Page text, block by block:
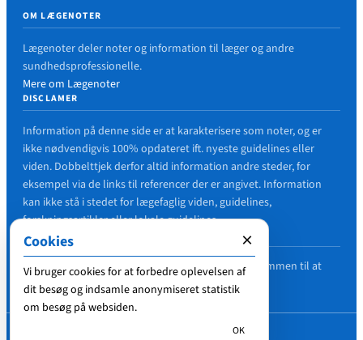
OM LÆGENOTER
Lægenoter deler noter og information til læger og andre
sundhedsprofessionelle.
Mere om Lægenoter
DISCLAMER
Information på denne side er at karakterisere som noter, og er
ikke nødvendigvis 100% opdateret ift. nyeste guidelines eller
viden. Dobbelttjek derfor altid information andre steder, for
eksempel via de links til referencer der er angivet. Information
kan ikke stå i stedet for lægefaglig viden, guidelines,
forskningsartikler eller lokale guidelines.
FEJL I ARTIKLER?
Hvis du finder en fejl i en artikel, er du meget velkommen til at
nævne det i en kommentar, så det kan blive rettet.
×
Cookies
Vi bruger cookies for at forbedre oplevelsen af
dit besøg og indsamle anonymiseret statistik
om besøg på websiden.
OK